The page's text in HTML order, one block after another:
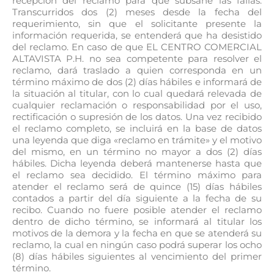
Transcurridos dos (2) meses desde la fecha del
requerimiento, sin que el solicitante presente la
información requerida, se entenderá que ha desistido
del reclamo. En caso de que EL CENTRO COMERCIAL
ALTAVISTA P.H. no sea competente para resolver el
reclamo, dará traslado a quien corresponda en un
término máximo de dos (2) días hábiles e informará de
la situación al titular, con lo cual quedará relevada de
cualquier reclamación o responsabilidad por el uso,
rectificación o supresión de los datos. Una vez recibido
el reclamo completo, se incluirá en la base de datos
una leyenda que diga «reclamo en trámite» y el motivo
del mismo, en un término no mayor a dos (2) días
hábiles. Dicha leyenda deberá mantenerse hasta que
el reclamo sea decidido. El término máximo para
atender el reclamo será de quince (15) días hábiles
contados a partir del día siguiente a la fecha de su
recibo. Cuando no fuere posible atender el reclamo
dentro de dicho término, se informará al titular los
motivos de la demora y la fecha en que se atenderá su
reclamo, la cual en ningún caso podrá superar los ocho
(8) días hábiles siguientes al vencimiento del primer
término.